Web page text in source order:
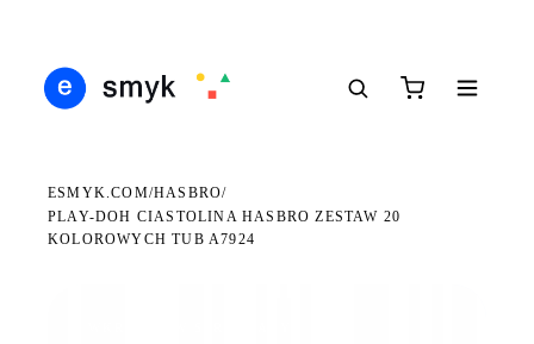
ESMYK.COM/HASBRO/
PLAY-DOH CIASTOLINA HASBRO ZESTAW 20
KOLOROWYCH TUB A7924